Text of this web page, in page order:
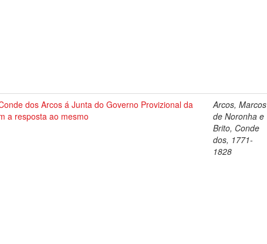
dos Arcos á Junta do Governo Provizional da
a resposta ao mesmo
Arcos, Marcos
de Noronha e
Brito, Conde
dos, 1771-
1828